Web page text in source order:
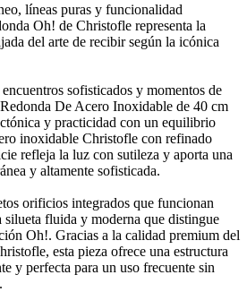
líneas puras y funcionalidad
Oh! de Christofle representa la
del arte de recibir según la icónica
sofisticados y momentos de
De Acero Inoxidable de 40 cm
y practicidad con un equilibrio
inoxidable Christofle con refinado
refleja la luz con sutileza y aporta una
y altamente sofisticada.
orificios integrados que funcionan
silueta fluida y moderna que distingue
Oh!. Gracias a la calidad premium del
esta pieza ofrece una estructura
y perfecta para un uso frecuente sin